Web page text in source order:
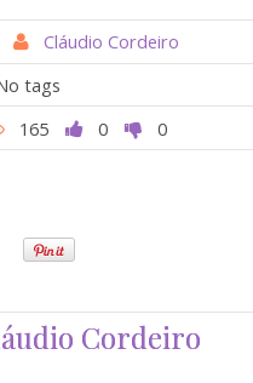
Cláudio Cordeiro
tags
165 0 0
Cordeiro